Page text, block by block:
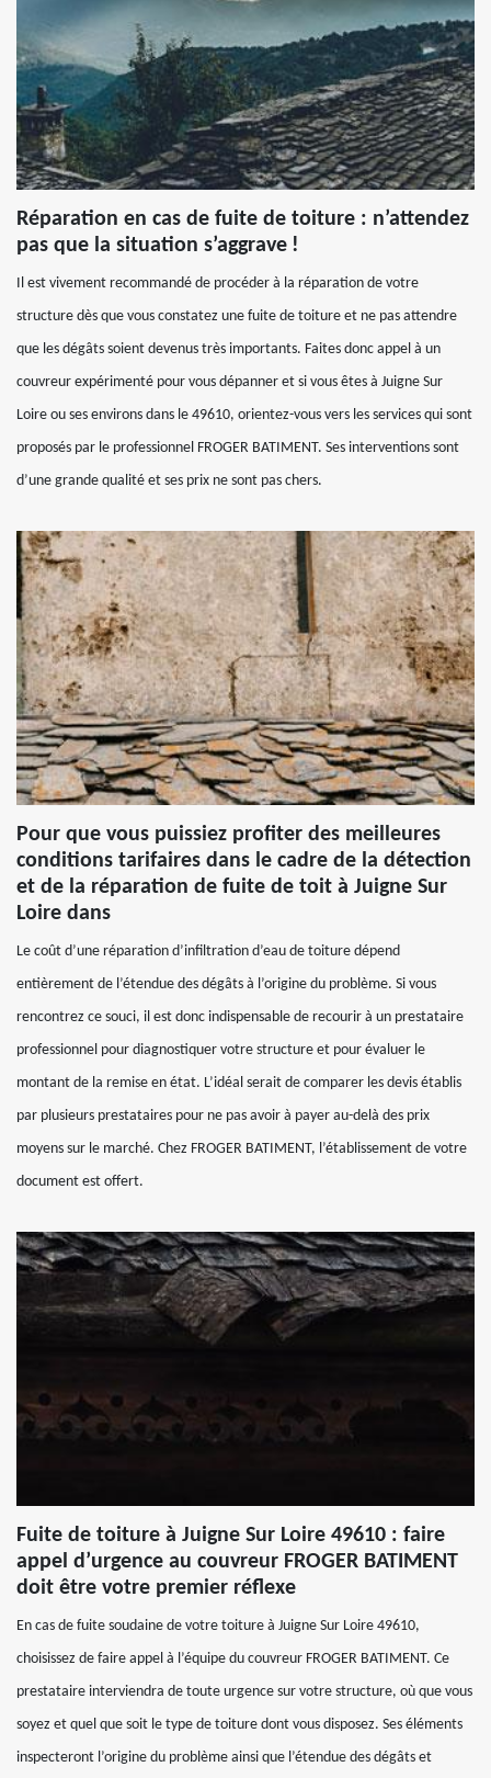
Réparation en cas de fuite de toiture : n’attendez
pas que la situation s’aggrave !
Il est vivement recommandé de procéder à la réparation de votre
structure dès que vous constatez une fuite de toiture et ne pas attendre
que les dégâts soient devenus très importants. Faites donc appel à un
couvreur expérimenté pour vous dépanner et si vous êtes à Juigne Sur
Loire ou ses environs dans le 49610, orientez-vous vers les services qui sont
proposés par le professionnel FROGER BATIMENT. Ses interventions sont
d’une grande qualité et ses prix ne sont pas chers.
Pour que vous puissiez profiter des meilleures
conditions tarifaires dans le cadre de la détection
et de la réparation de fuite de toit à Juigne Sur
Loire dans
Le coût d’une réparation d’infiltration d’eau de toiture dépend
entièrement de l’étendue des dégâts à l’origine du problème. Si vous
rencontrez ce souci, il est donc indispensable de recourir à un prestataire
professionnel pour diagnostiquer votre structure et pour évaluer le
montant de la remise en état. L’idéal serait de comparer les devis établis
par plusieurs prestataires pour ne pas avoir à payer au-delà des prix
moyens sur le marché. Chez FROGER BATIMENT, l’établissement de votre
document est offert.
Fuite de toiture à Juigne Sur Loire 49610 : faire
appel d’urgence au couvreur FROGER BATIMENT
doit être votre premier réflexe
En cas de fuite soudaine de votre toiture à Juigne Sur Loire 49610,
choisissez de faire appel à l’équipe du couvreur FROGER BATIMENT. Ce
prestataire interviendra de toute urgence sur votre structure, où que vous
soyez et quel que soit le type de toiture dont vous disposez. Ses éléments
inspecteront l’origine du problème ainsi que l’étendue des dégâts et